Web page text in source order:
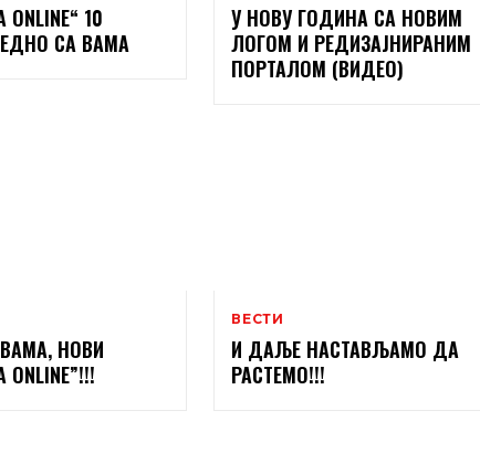
10
СА ВАМА
У НОВУ ГОДИНА СА НОВИМ
ЛОГОМ И РЕДИЗАЈНИРАНИМ
ПОРТАЛОМ (ВИДЕО)
НОВИ
ВЕСТИ
И ДАЉЕ НАСТАВЉАМО ДА
РАСТЕМО!!!